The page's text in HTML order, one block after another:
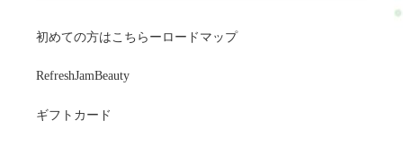
初めての方はこちらーロードマップ
RefreshJamBeauty
ギフトカード